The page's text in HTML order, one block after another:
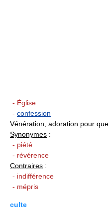
- Église
- confession
Vénération, adoration pour
Synonymes :
- piété
- révérence
Contraires :
- indifférence
- mépris
culte